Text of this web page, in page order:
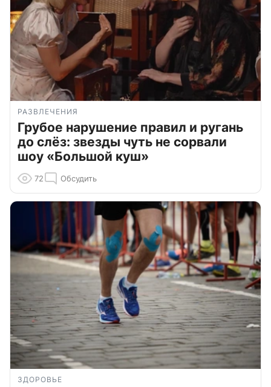
РАЗВЛЕЧЕНИЯ
Грубое нарушение правил и ругань
до слёз: звезды чуть не сорвали
шоу «Большой куш»
72 Обсудить
ЗДОРОВЬЕ